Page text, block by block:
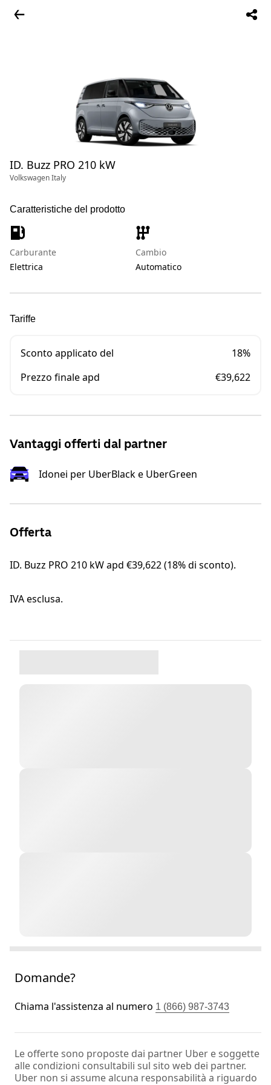
ID. Buzz PRO 210 kW
Volkswagen Italy
Caratteristiche del prodotto
Carburante
Elettrica
Cambio
Automatico
Tariffe
Sconto applicato del
18%
Prezzo finale apd
€39,622
Vantaggi offerti dal partner
Idonei per UberBlack e UberGreen
Offerta
ID. Buzz PRO 210 kW apd €39,622 (18% di sconto).
IVA esclusa.
Domande?
Chiama l'assistenza al numero 1 (866) 987-3743
Le offerte sono proposte dai partner Uber e soggette
alle condizioni consultabili sul sito web dei partner.
Uber non si assume alcuna responsabilità a riguardo